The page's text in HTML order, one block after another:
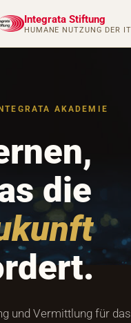
Integrata Stiftung
HUMANE NUTZUNG DER
AKADEMIE
die
und Vermittlung für